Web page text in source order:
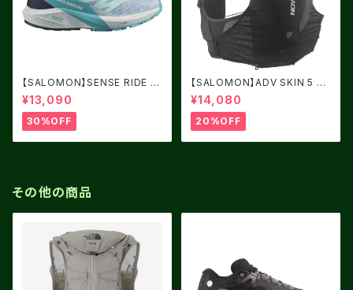
【SALOMON】SENSE RIDE 5
Women Cashmere Blue / C
arbon / Peacock Blue
¥13,090
30%OFF
【SALOMON】ADV SKIN 5 BL
ACK
¥14,080
20%OFF
その他の商品